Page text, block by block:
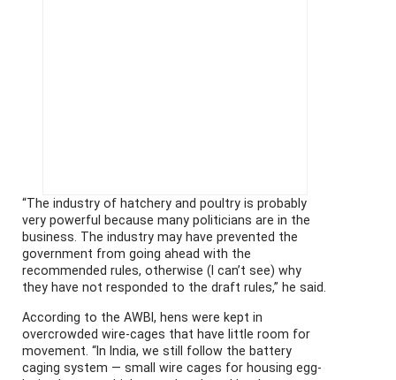
“The industry of hatchery and poultry is probably
very powerful because many politicians are in the
business. The industry may have prevented the
government from going ahead with the
recommended rules, otherwise (I can’t see) why
they have not responded to the draft rules,” he said.
According to the AWBI, hens were kept in
overcrowded wire-cages that have little room for
movement. “In India, we still follow the battery
caging system — small wire cages for housing egg-